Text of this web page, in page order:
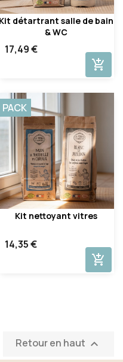
Kit détartrant salle de bain
& WC
17,49 €
add_shopping_cart
Kit nettoyant vitres
14,35 €
PACK
add_shopping_cart
Retour en haut 